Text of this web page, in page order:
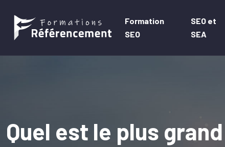
Formation
SEO
SEO et
SEA
Quel est le plus